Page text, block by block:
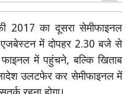
2017 का दूसरा सेमीफाइनल
में दोपहर 2.30 बजे से
फाइनल में पहुंचने, बल्कि खिताब
उलटफेर कर सेमीफाइनल में